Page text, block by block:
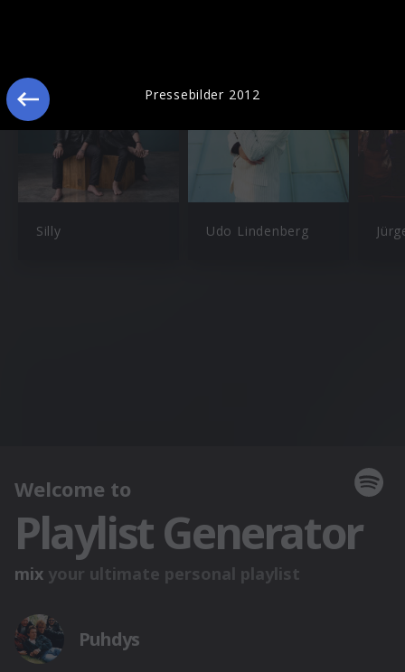
Silly Udo Lindenberg
Pressebilder 2012